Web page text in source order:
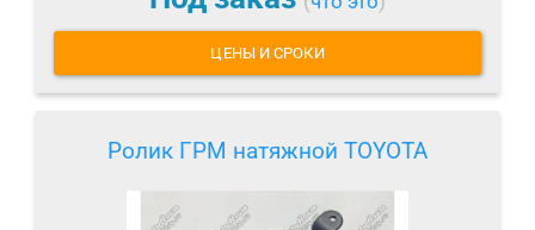
ЦЕНЫ И СРОКИ
Ролик ГРМ натяжной TOYOTA